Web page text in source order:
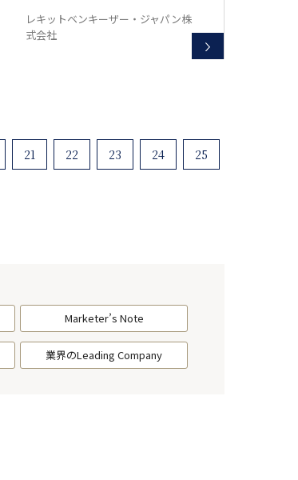
レキットベンキーザー・ジャパン株
式会社
21 22 23 24 25
Marketer’s Note
業界のLeading Company